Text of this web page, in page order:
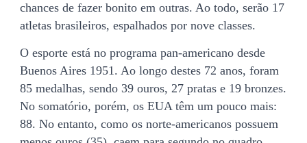
chances de fazer bonito em outras. Ao todo, serão 17
atletas brasileiros, espalhados por nove classes.
O esporte está no programa pan-americano desde
Buenos Aires 1951. Ao longo destes 72 anos, foram
85 medalhas, sendo 39 ouros, 27 pratas e 19 bronzes.
No somatório, porém, os EUA têm um pouco mais:
88. No entanto, como os norte-americanos possuem